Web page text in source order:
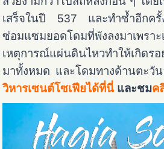
เสร็จในปี 537 และทำซ้ำอีกค
ซ่อมแซมยอดโดมที่พังลงมาเพร
เหตุการณ์แผ่นดินไหวทำให้เกิดร
มาทั้งหมด และโดมทางด้านตะวั
วิหารเซนต์โซเฟียได้ที่นี่ และชมค